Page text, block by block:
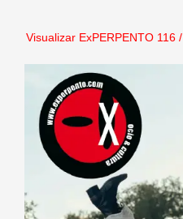
Visualizar ExPERPENTO 116/